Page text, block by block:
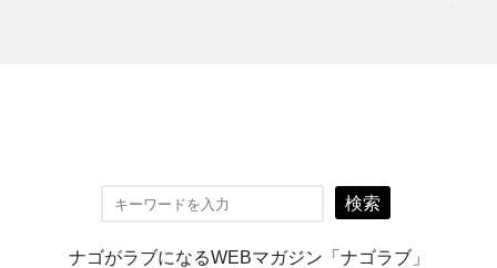
検索
ナゴがラブになるWEBマガジン「ナゴラブ」